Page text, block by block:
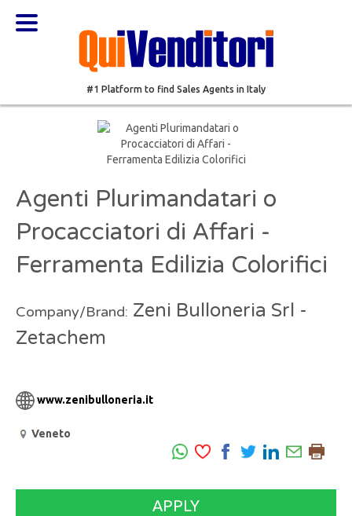
#1 Platform to find Sales Agents in Italy
Agenti Plurimandatari o
Procacciatori di Affari -
Ferramenta Edilizia Colorifici
Company/Brand: Zeni Bulloneria Srl -
Zetachem
www.zenibulloneria.it
Veneto
APPLY